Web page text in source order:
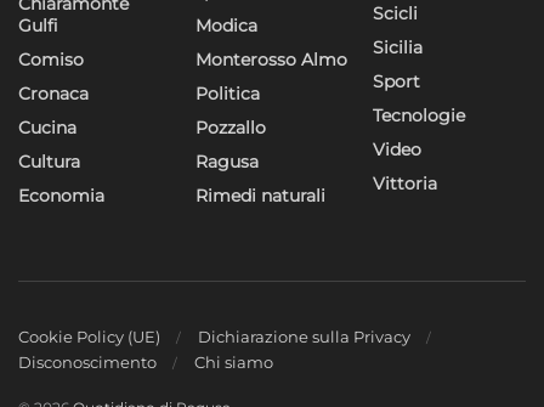
Gulfi
Comiso
Cronaca
Cucina
Cultura
Economia
Modica
Monterosso Almo
Politica
Pozzallo
Ragusa
Rimedi naturali
Scicli
Sicilia
Sport
Tecnologie
Video
Vittoria
Cookie Policy (UE)
Dichiarazione sulla Privacy
Disconoscimento
Chi siamo